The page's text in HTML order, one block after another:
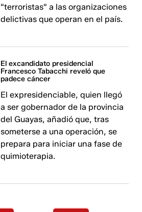
"terroristas" a las organizaciones
delictivas que operan en el país.
El excandidato presidencial
Francesco Tabacchi reveló que
padece cáncer
El expresidenciable, quien llegó
a ser gobernador de la provincia
del Guayas, añadió que, tras
someterse a una operación, se
prepara para iniciar una fase de
quimioterapia.